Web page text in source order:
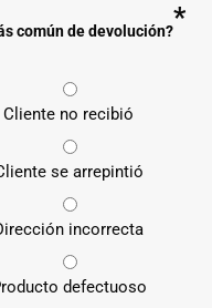
común de devolución?*
Cliente no recibió
se arrepintió
incorrecta
defectuoso